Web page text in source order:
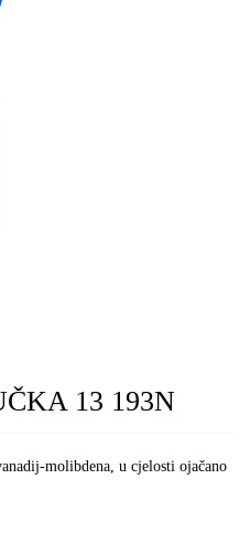
13 193N
molibdena, u cjelosti ojačano